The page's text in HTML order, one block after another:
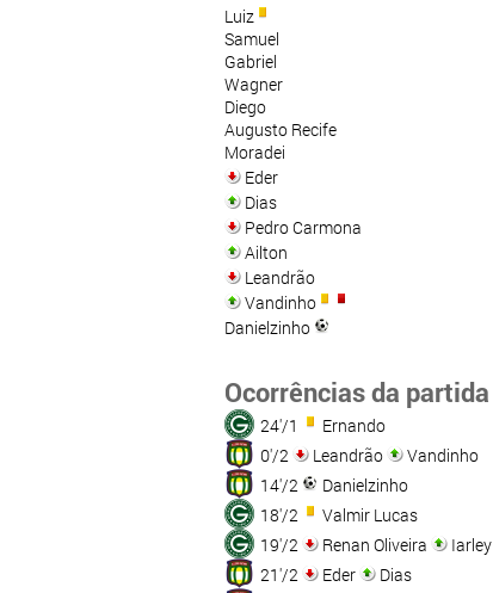
Luiz
Samuel
Gabriel
Wagner
Diego
Augusto Recife
Moradei
Eder
Dias
Pedro Carmona
Ailton
Leandrão
Vandinho
Danielzinho
Ocorrências da partida
24'/1
Ernando
0'/2
Leandrão
Vandinho
14'/2
Danielzinho
18'/2
Valmir Lucas
19'/2
Renan Oliveira
Iarley
21'/2
Eder
Dias